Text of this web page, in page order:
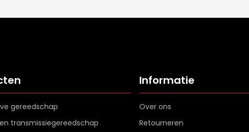
gereedschap
transmissiegereedschap
Informatie
Over ons
Retourneren